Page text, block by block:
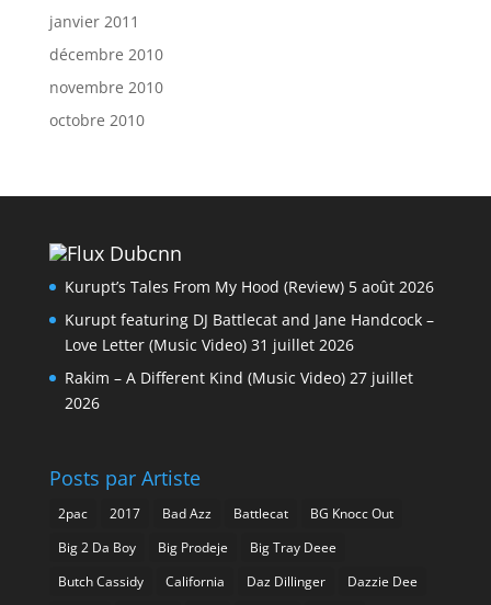
janvier 2011
décembre 2010
novembre 2010
octobre 2010
Dubcnn
Kurupt’s Tales From My Hood (Review) 5 août 2026
Kurupt featuring DJ Battlecat and Jane Handcock –
Love Letter (Music Video) 31 juillet 2026
Rakim – A Different Kind (Music Video) 27 juillet
2026
Posts par Artiste
2pac 2017 Bad Azz Battlecat
BG Knocc Out
Big 2 Da Boy
Big Prodeje
Big Tray Deee
Butch Cassidy
California Daz Dillinger
Dazzie Dee